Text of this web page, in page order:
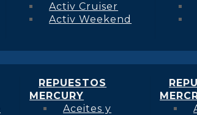
Activ Cruiser
Activ Weekend
REPUESTOS
MERCURY
Aceites y